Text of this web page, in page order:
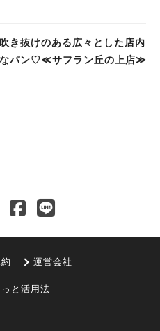
吹き抜けのある広々とした店内
なパン♡≪サフラン丘の上店≫
運営会社
っと活用法